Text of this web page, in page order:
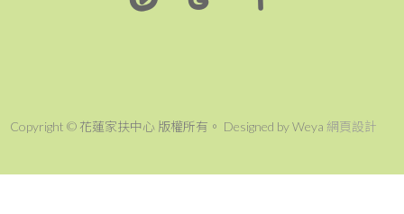
Copyright © 花蓮家扶中心 版權所有。 Designed by Weya 網頁設計